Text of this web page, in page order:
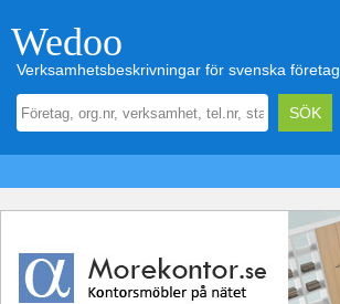
Wedoo
Verksamhetsbeskrivningar för svenska företag